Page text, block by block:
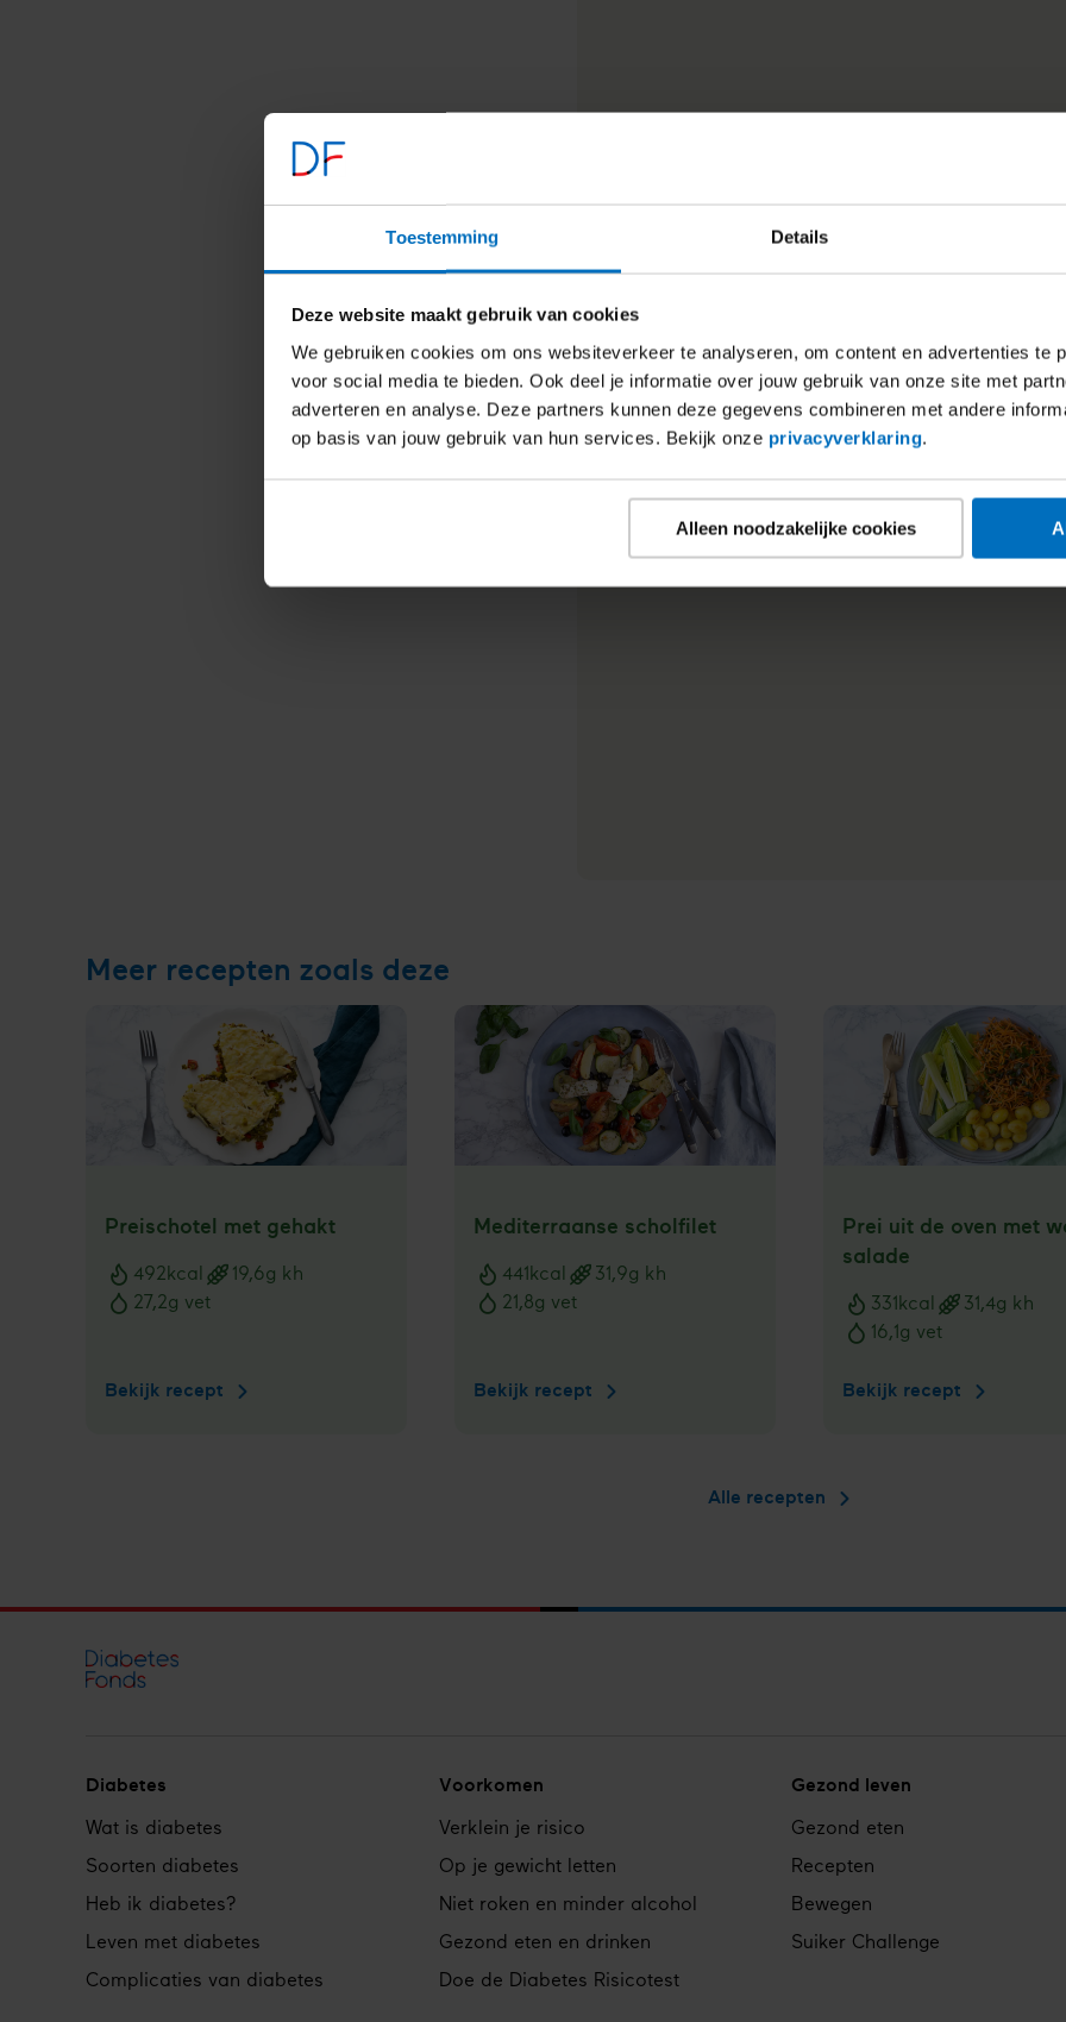
Toestemming Details
Deze website maakt gebruik van cookies
We gebruiken cookies om ons websiteverkeer te analyseren, om content en advertenties te
voor social media te bieden. Ook deel je informatie over jouw gebruik van onze site met
adverteren en analyse. Deze partners kunnen deze gegevens combineren met andere
op basis van jouw gebruik van hun services. Bekijk onze privacyverklaring.
Alleen noodzakelijke cookies
Meer recepten zoals deze
Preischotel met gehakt
Voedingswaarden
492kcal 19,6g kh
27,2g vet
Bekijk recept Preischotel
Mediterraanse scholfilet
Voedingswaarden
441 kcal 31,9g kh
21,8g vet
Bekijk recept Mediterraanse
Prei uit de oven met
salade
Voedingswaarden
331 kcal 31,4g kh
16,1 g vet
Bekijk recept Prei
Alle recepten
Footer
navigation
Diabetes
Wat is diabetes
Soorten diabetes
Heb ik diabetes?
Leven met diabetes
Complicaties van diabetes
Voorkomen
Verklein je risico
Op je gewicht letten
Niet roken en minder alcohol
Gezond eten en drinken
Doe de Diabetes Risicotest
Gezond leven
Gezond eten
Recepten
Bewegen
Suiker Challenge